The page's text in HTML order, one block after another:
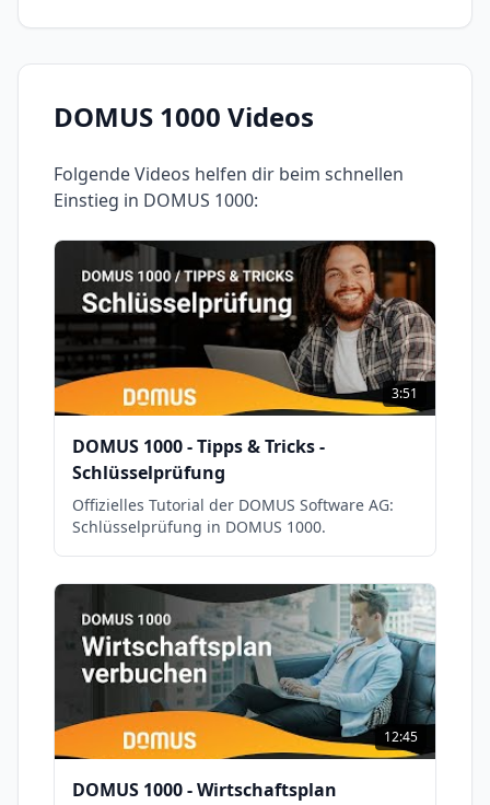
DOMUS 1000 Videos
Folgende Videos helfen dir beim schnellen
Einstieg in DOMUS 1000:
3:51
DOMUS 1000 - Tipps & Tricks -
Schlüsselprüfung
Offizielles Tutorial der DOMUS Software AG:
Schlüsselprüfung in DOMUS 1000.
12:45
DOMUS 1000 - Wirtschaftsplan